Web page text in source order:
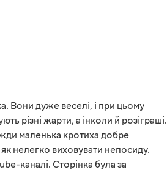
Вони дуже веселі, і при цьому
різні жарти, а інколи й розіграші.
маленька кротиха добре
нелегко виховувати непосиду.
каналі. Сторінка була за